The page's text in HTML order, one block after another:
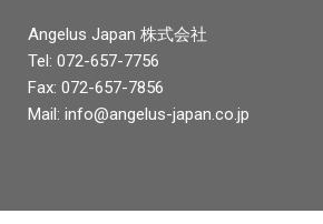
Angelus Japan 株式会社
Tel: 072-657-7756
Fax: 072-657-7856
Mail: info@angelus-japan.co.jp